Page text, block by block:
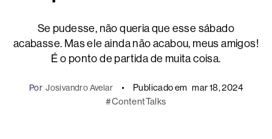
Se pudesse, não queria que esse sábado
acabasse. Mas ele ainda não acabou, meus amigos!
É o ponto de partida de muita coisa.
Por Josivandro Avelar Publicado em mar 18, 2024
#ContentTalks